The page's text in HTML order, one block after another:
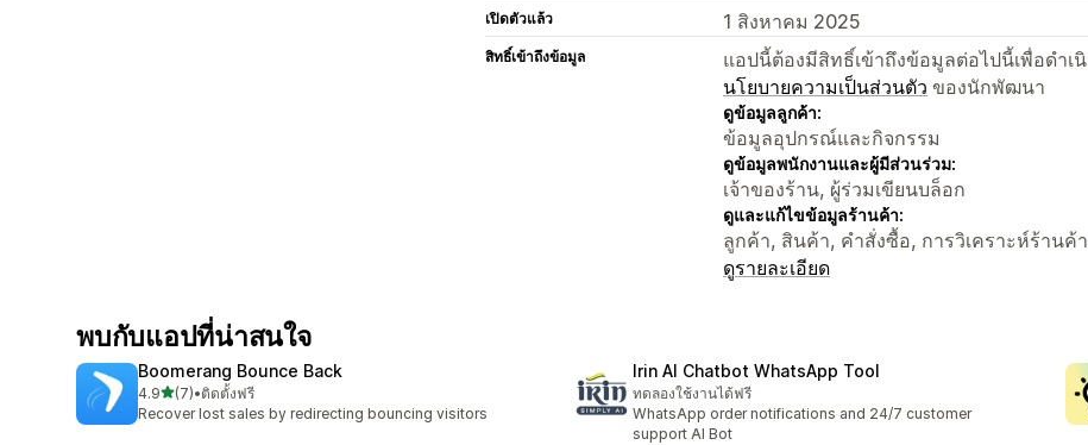
เปิดตัวแล้ว 1 สิงหาคม 2025
สิทธิ์เข้าถึงข้อมูล
แอปนี้ต้องมีสิทธิ์เข้าถึงข้อมูลต่อไปนี้เพื่อดำ
นโยบายความเป็นส่วนตัว ของนักพัฒนา
ดูข้อมูลลูกค้า:
ข้อมูลอุปกรณ์และกิจกรรม
ดูข้อมูลพนักงานและผู้มีส่วนร่วม:
เจ้าของร้าน, ผู้ร่วมเขียนบล็อก
ดูและแก้ไขข้อมูลร้านค้า:
ลูกค้า, สินค้า, คำสั่งซื้อ, การวิเคราะห์ร้านค้
ดูรายละเอียด
พบกับแอปที่น่าสนใจ
Boomerang Bounce Back
4.9เต็ม 5 ดาว
(7)
ทั้งหมด 7 รีวิว
•ติดตั้งฟรี
Recover lost sales by redirecting bouncing visitors
Irin AI Chatbot WhatsApp Tool
ทดลองใช้งานได้ฟรี
WhatsApp order notifications and 24/7 customer
support AI Bot